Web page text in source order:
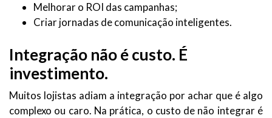
Melhorar o ROI das campanhas;
Criar jornadas de comunicação inteligentes.
Integração não é custo. É
investimento.
Muitos lojistas adiam a integração por achar que é algo
complexo ou caro. Na prática, o custo de não integrar é